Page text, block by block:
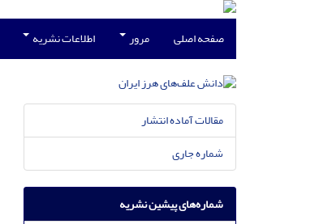
صفحه اصلی مرور اطلاعات نشریه
مقالات آماده انتشار
شماره جاری
شماره‌های پیشین نشریه